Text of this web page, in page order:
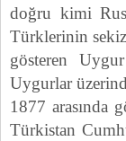
doğru kimi Rus
Türklerinin
gösteren
Uygurlar
1877 arasında
Türkistan